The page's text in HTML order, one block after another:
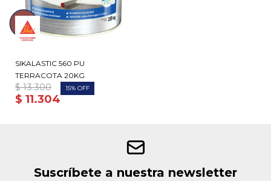
SIKALASTIC 560 PU
TERRACOTA 20KG
$ 11.304
$ 13.300 15
Suscríbete a nuestra newsletter